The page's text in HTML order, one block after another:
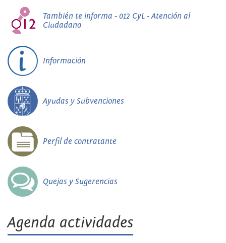
También te informa - 012 CyL - Atención al
Ciudadano
Información
Ayudas y Subvenciones
Perfil de contratante
Quejas y Sugerencias
Agenda actividades